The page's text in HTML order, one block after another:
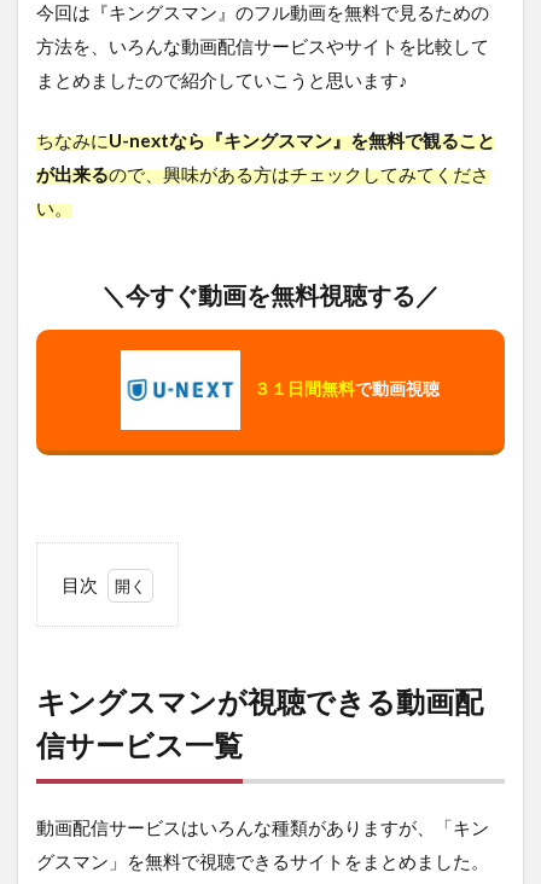
今回は『キングスマン』のフル動画を無料で見るための
方法を、いろんな動画配信サービスやサイトを比較して
まとめましたので紹介していこうと思います♪
ちなみにU-nextなら『キングスマン』を無料で観ること
が出来るので、興味がある方はチェックしてみてくださ
い。
＼今すぐ動画を無料視聴する／
３１日間無料で動画視聴
目次
グ
ス
マ
ン
が
聴
き
キングスマンが視聴できる動画配
信サービス一覧
動画配信サービスはいろんな種類がありますが、「キン
グスマン」を無料で視聴できるサイトをまとめました。